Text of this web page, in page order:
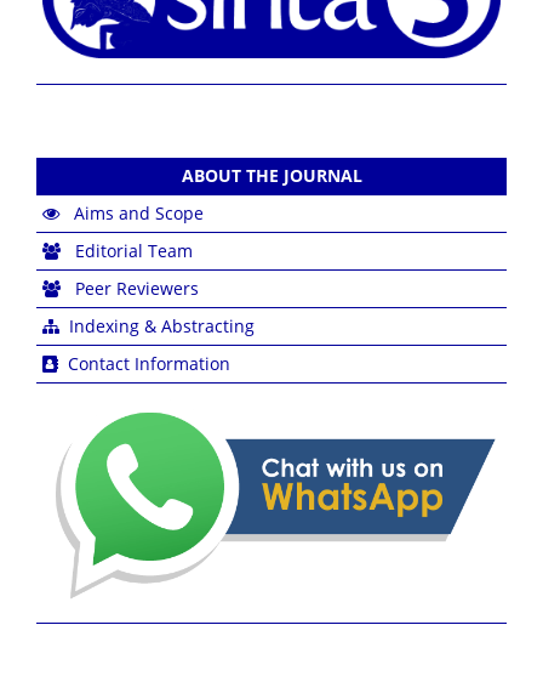
ABOUT THE JOURNAL
Aims and Scope
Editorial Team
Peer Reviewers
Indexing & Abstracting
Contact Information